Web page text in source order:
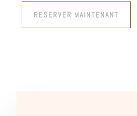
RESERVER MAINTENANT